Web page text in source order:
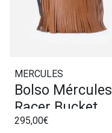
MERCULES
Bolso Mércules
Racer Bucket
Fringes Cognac
295,00€